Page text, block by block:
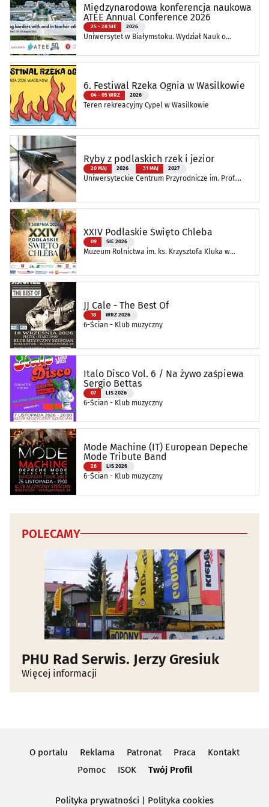
Międzynarodowa konferencja naukowa
ATEE Annual Conference 2026
25 - 28 SIE 2026
Uniwersytet w Białymstoku. Wydział Nauk o
6. Festiwal Rzeka Ognia w Wasilkowie
04 - 05 WRZ 2026
Teren rekreacyjny Cypel w Wasilkowie
Ryby z podlaskich rzek i jezior
20 MAJ 2026 31 MAJ 2027
Uniwersyteckie Centrum Przyrodnicze im. Prof.
XXIV Podlaskie Święto Chleba
09 SIE 2026
Muzeum Rolnictwa im. ks. Krzysztofa Kluka w
JJ Cale - The Best Of
18 WRZ 2026
6-Ścian - Klub muzyczny
Italo Disco Vol. 6 / Na żywo zaśpiewa
Sergio Bettas
07 LIS 2026
6-Ścian - Klub muzyczny
Mode Machine (IT) European Depeche
Mode Tribute Band
26 LIS 2026
6-Ścian - Klub muzyczny
POLECAMY
PHU Rad Serwis. Jerzy Gresiuk
Więcej informacji
O portalu Reklama Patronat Praca
Kontakt
Pomoc
ISOK Twój Profil
Polityka prywatności | Polityka cookies